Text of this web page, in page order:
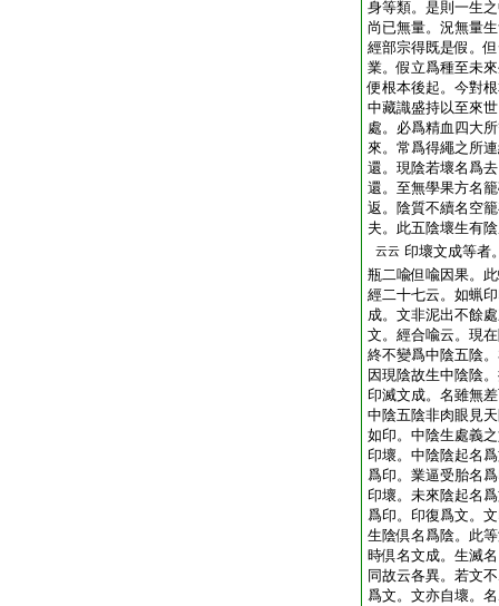
身等類。是則一生
尚已無量。況無量
經部宗得既是假。
業。假立爲種至未
便根本後起。今對
中藏識盛持以至來
處。必爲精血四大
來。常爲得繩之所
還。現陰若壞名爲
還。至無學果方名
返。陰質不續名空
夫。此五陰壞生有
云云 印壞文成等者
瓶二喩但喩因果。
經二十七云。如蝋
成。文非泥出不餘
文。經合喩云。現
終不變爲中陰五陰
因現陰故生中陰陰
印滅文成。名雖無
中陰五陰非肉眼見
如印。中陰生處義
印壞。中陰陰起名
爲印。業逼受胎名
印壞。未來陰起名
爲印。印復爲文。
生陰倶名爲陰。此
時倶名文成。生滅
同故云各異。若文
爲文。文亦自壞。